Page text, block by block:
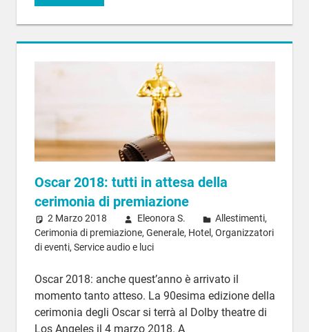
Oscar 2018: tutti in attesa della
cerimonia di premiazione
2 Marzo 2018 Eleonora S. Allestimenti,
Cerimonia di premiazione, Generale, Hotel , Organizzatori
di eventi, Service audio e luci
Oscar 2018: anche quest’anno è arrivato il
momento tanto atteso. La 90esima edizione della
cerimonia degli Oscar si terrà al Dolby theatre di
Los Angeles il 4 marzo 2018. A